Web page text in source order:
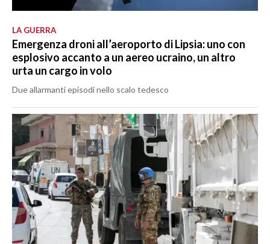
LA GUERRA
Emergenza droni all’aeroporto di Lipsia: uno con
esplosivo accanto a un aereo ucraino, un altro
urta un cargo in volo
Due allarmanti episodi nello scalo tedesco